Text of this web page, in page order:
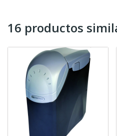
16 productos